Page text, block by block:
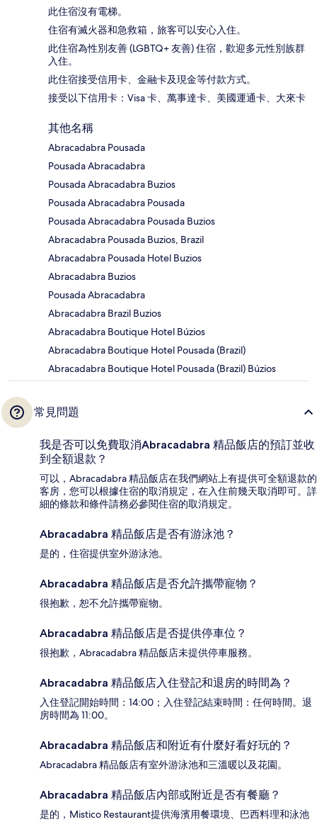
此住宿沒有電梯。
住宿有滅火器和急救箱，旅客可以安心入住。
此住宿為性別友善 (LGBTQ+ 友善) 住宿，歡迎多元性別族群
入住。
此住宿接受信用卡、金融卡及現金等付款方式。
接受以下信用卡：Visa 卡、萬事達卡、美國運通卡、大來卡
其他名稱
Abracadabra Pousada
Pousada Abracadabra
Pousada Abracadabra Buzios
Pousada Abracadabra Pousada
Pousada Abracadabra Pousada Buzios
Abracadabra Pousada Buzios, Brazil
Abracadabra Pousada Hotel Buzios
Abracadabra Buzios
Pousada Abracadabra
Abracadabra Brazil Buzios
Abracadabra Boutique Hotel Búzios
Abracadabra Boutique Hotel Pousada (Brazil)
Abracadabra Boutique Hotel Pousada (Brazil) Búzios
常見問題
我是否可以免費取消Abracadabra 精品飯店的預訂並收
到全額退款？
可以，Abracadabra 精品飯店在我們網站上有提供可全額退款的
客房，您可以根據住宿的取消規定，在入住前幾天取消即可。詳
細的條款和條件請務必參閱住宿的取消規定。
Abracadabra 精品飯店是否有游泳池？
是的，住宿提供室外游泳池。
Abracadabra 精品飯店是否允許攜帶寵物？
很抱歉，恕不允許攜帶寵物。
Abracadabra 精品飯店是否提供停車位？
很抱歉，Abracadabra 精品飯店未提供停車服務。
Abracadabra 精品飯店入住登記和退房的時間為？
入住登記開始時間：14:00；入住登記結束時間：任何時間。退
房時間為 11:00。
Abracadabra 精品飯店和附近有什麼好看好玩的？
Abracadabra 精品飯店有室外游泳池和三溫暖以及花園。
Abracadabra 精品飯店內部或附近是否有餐廳？
是的，Mistico Restaurant提供海濱用餐環境、巴西料理和泳池